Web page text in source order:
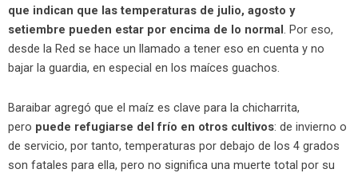
que indican que las temperaturas de julio, agosto y
setiembre pueden estar por encima de lo normal. Por eso,
desde la Red se hace un llamado a tener eso en cuenta y no
bajar la guardia, en especial en los maíces guachos.
Baraibar agregó que el maíz es clave para la chicharrita,
pero puede refugiarse del frío en otros cultivos: de invierno o
de servicio, por tanto, temperaturas por debajo de los 4 grados
son fatales para ella, pero no significa una muerte total por su